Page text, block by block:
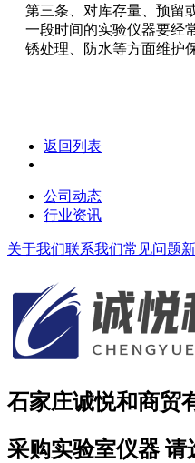
第三条、对库存量、预留
一段时间的实验仪器要经
锈处理、防水等方面维护
返回列表
公司动态
行业资讯
关于我们联系我们常见问题
石家庄诚悦和商贸
采购实验室仪器